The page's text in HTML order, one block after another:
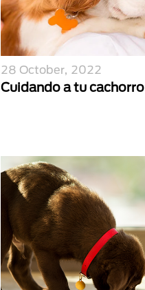
28 October, 2022
Cuidando a tu cachorro